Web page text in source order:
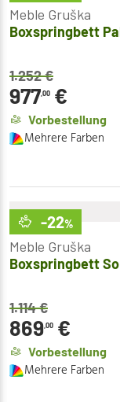
Meble Gruška
Boxspringbett
1.252€
977,00 €
Vorbestellung
Mehrere Farben
-22%
Meble Gruška
Boxspringbett
1.114€
869,00 €
Vorbestellung
Mehrere Farben